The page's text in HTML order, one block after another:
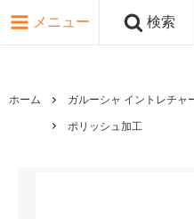
メニュー 検索
ホーム ガルーシャ イントレチャ
ポリッシュ加工
ピンク・レッド系
ゴールド・シルバー系
日本伝文様シリーズ